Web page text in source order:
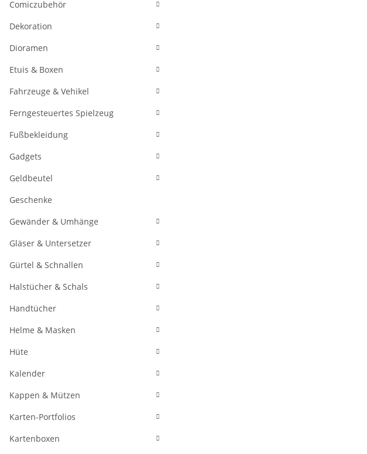
Comiczubehör
Dekoration
Dioramen
Etuis & Boxen
Fahrzeuge & Vehikel
Ferngesteuertes Spielzeug
Fußbekleidung
Gadgets
Geldbeutel
Geschenke
Gewänder & Umhänge
Gläser & Untersetzer
Gürtel & Schnallen
Halstücher & Schals
Handtücher
Helme & Masken
Hüte
Kalender
Kappen & Mützen
Karten-Portfolios
Kartenboxen